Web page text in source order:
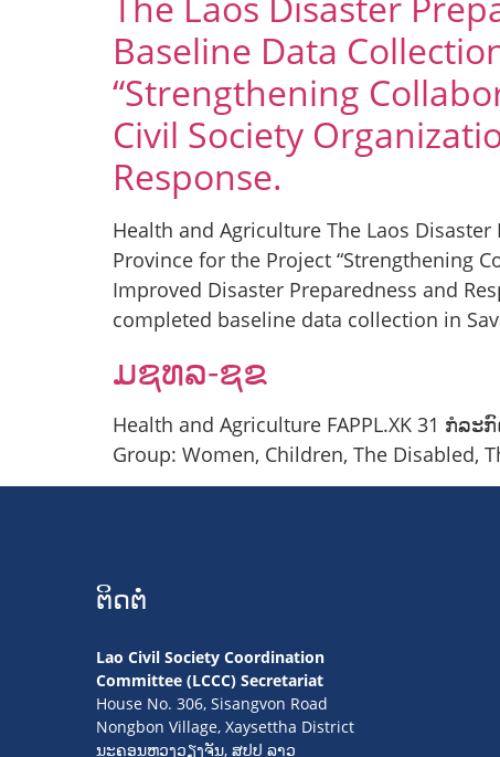
Baseline Data
“Strengthening
Civil Society
Response.
Health and Agriculture The Laos
Province for the Project “Strengthening
Improved Disaster Preparedness and
completed baseline data collection in
ມຊທລ-ຊຂ
Health and Agriculture FAPPL.XK 31 ກໍລ
Group: Women, Children, The Disabled,
ຕິດຕໍ່
Lao Civil Society Coordination
Committee (LCCC) Secretariat
House No. 306, Sisangvon Road
Nongbon Village, Xaysettha District
ນະຄອນຫຼວງວຽງຈັນ, ສປປ ລາວ